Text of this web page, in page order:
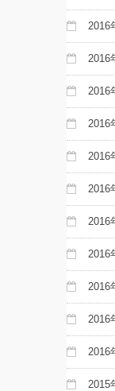
2016
2016
2016
2016
2016
2016
2016
2016
2016
2016
2016
2015